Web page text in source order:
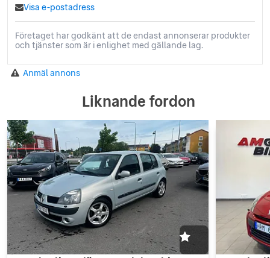
Visa e-postadress
Företaget har godkänt att de endast annonserar produkter
och tjänster som är i enlighet med gällande lag.
Anmäl annons
Liknande fordon